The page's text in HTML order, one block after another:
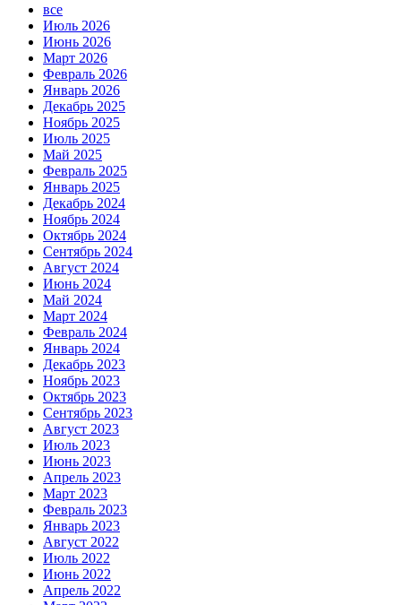
все
Июль 2026
Июнь 2026
Март 2026
Февраль 2026
Январь 2026
Декабрь 2025
Ноябрь 2025
Июль 2025
Май 2025
Февраль 2025
Январь 2025
Декабрь 2024
Ноябрь 2024
Октябрь 2024
Сентябрь 2024
Август 2024
Июнь 2024
Май 2024
Март 2024
Февраль 2024
Январь 2024
Декабрь 2023
Ноябрь 2023
Октябрь 2023
Сентябрь 2023
Август 2023
Июль 2023
Июнь 2023
Апрель 2023
Март 2023
Февраль 2023
Январь 2023
Август 2022
Июль 2022
Июнь 2022
Апрель 2022